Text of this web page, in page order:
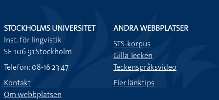
STOCKHOLMS UNIVERSITET
Inst. för lingvistik
SE-106 91 Stockholm
Telefon: 08-16 23 47
Kontakt
Om webbplatsen
ANDRA WEBBPLATSER
STS-korpus
Gilla Tecken
Teckenspråksvideo
Fler länktips